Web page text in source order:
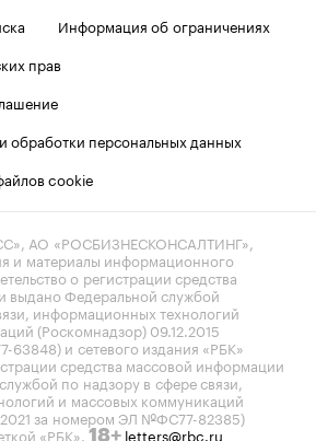
Информация об ограничениях
прав
обработки персональных данных
cookie
АО «РОСБИЗНЕСКОНСАЛТИНГ»,
и материалы информационного
о регистрации средства
выдано Федеральной службой
информационных технологий
(Роскомнадзор) 09.12.2015
и сетевого издания «РБК»
средства массовой информации
по надзору в сфере связи,
и массовых коммуникаций
за номером ЭЛ №ФС77-82385)
«РБК». 18+ letters@rbc.ru